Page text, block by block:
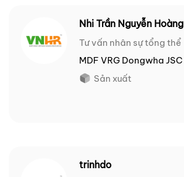
Nhi Trần Nguyễn Hoàng
Tư vấn nhân sự tổng thể
MDF VRG Dongwha JSC
Sản xuất
trinhdo